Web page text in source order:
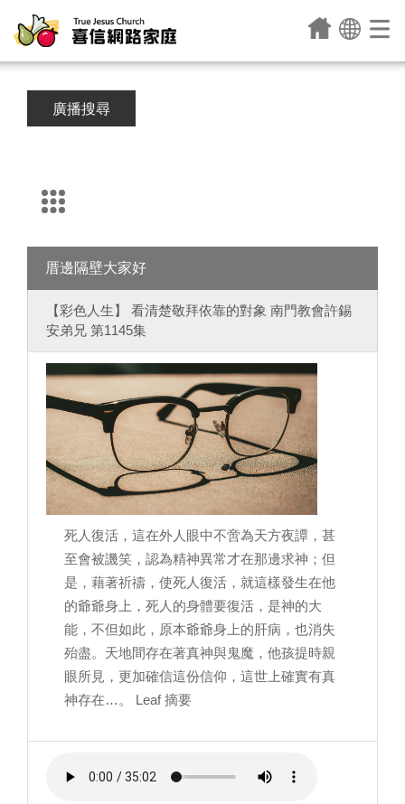
廣播搜尋
厝邊隔壁大家好
【彩色人生】 看清楚敬拜依靠的對象 南門教會許錫
安弟兄 第1145集
死人復活，這在外人眼中不啻為天方夜譚，甚
至會被譏笑，認為精神異常才在那邊求神；但
是，藉著祈禱，使死人復活，就這樣發生在他
的爺爺身上，死人的身體要復活，是神的大
能，不但如此，原本爺爺身上的肝病，也消失
殆盡。天地間存在著真神與鬼魔，他孩提時親
眼所見，更加確信這份信仰，這世上確實有真
神存在…。 Leaf 摘要